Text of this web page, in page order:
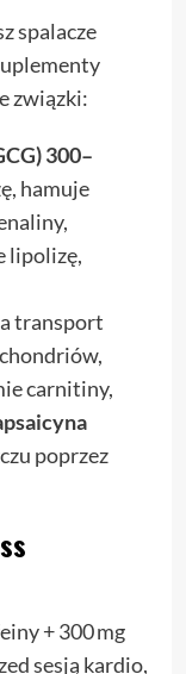
spalacze
związki:
300–
hamuje
lipolizę,
transport
carnitiny,
poprzez
+ 300 mg
sesją kardio,